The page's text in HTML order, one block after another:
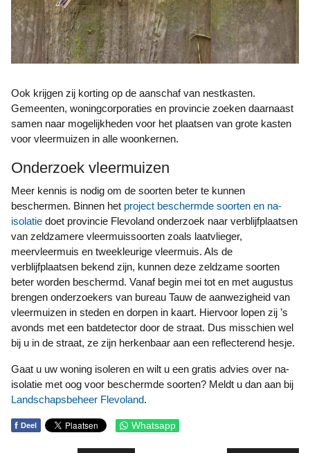
Ook krijgen zij korting op de aanschaf van nestkasten.
Gemeenten, woningcorporaties en provincie zoeken daarnaast
samen naar mogelijkheden voor het plaatsen van grote kasten
voor vleermuizen in alle woonkernen.
Onderzoek vleermuizen
Meer kennis is nodig om de soorten beter te kunnen
beschermen. Binnen het project beschermde soorten en na-
isolatie doet provincie Flevoland onderzoek naar verblijfplaatsen
van zeldzamere vleermuissoorten zoals laatvlieger,
meervleermuis en tweekleurige vleermuis. Als de
verblijfplaatsen bekend zijn, kunnen deze zeldzame soorten
beter worden beschermd. Vanaf begin mei tot en met augustus
brengen onderzoekers van bureau Tauw de aanwezigheid van
vleermuizen in steden en dorpen in kaart. Hiervoor lopen zij ’s
avonds met een batdetector door de straat. Dus misschien wel
bij u in de straat, ze zijn herkenbaar aan een reflecterend hesje.
Gaat u uw woning isoleren en wilt u een gratis advies over na-
isolatie met oog voor beschermde soorten? Meldt u dan aan bij
Landschapsbeheer Flevoland.
f Deel Whatsapp